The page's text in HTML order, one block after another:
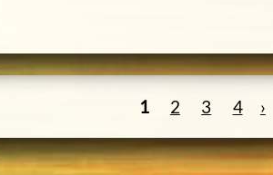
1 2 3 4 ›